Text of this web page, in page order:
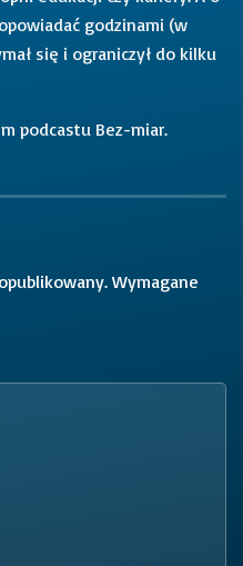
godzinami (w
się i ograniczył do kilku
podcastu Bez-miar.
Wymagane